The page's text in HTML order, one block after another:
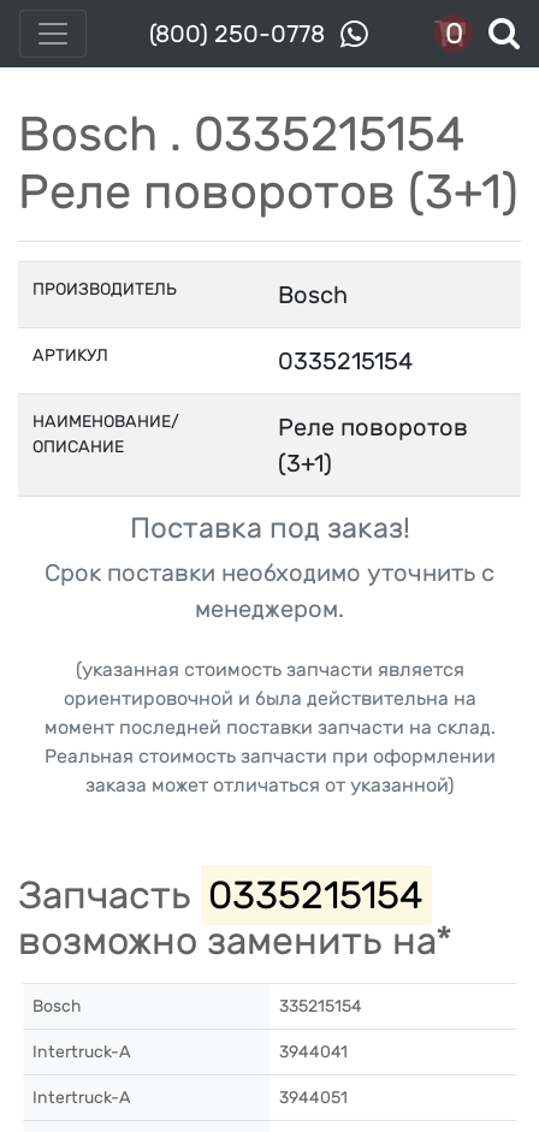
(800) 250-0778 0
Bosch . 0335215154
Реле поворотов (3+1)
ПРОИЗВОДИТЕЛЬ Bosch
АРТИКУЛ 0335215154
НАИМЕНОВАНИЕ/
ОПИСАНИЕ
Реле поворотов
(3+1)
Поставка под заказ!
Срок поставки необходимо уточнить с
менеджером.
(указанная стоимость запчасти является
ориентировочной и была действительна на
момент последней поставки запчасти на склад.
Реальная стоимость запчасти при оформлении
заказа может отличаться от указанной)
Запчасть 0335215154
возможно заменить на*
Bosch 335215154
Intertruck-A 3944041
Intertruck-A 3944051